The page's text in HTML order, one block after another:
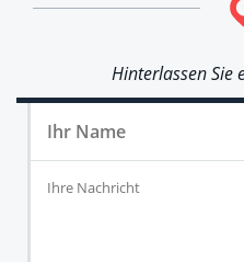
Hinterlassen Sie